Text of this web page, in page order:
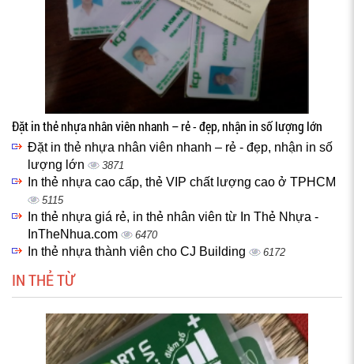
Đặt in thẻ nhựa nhân viên nhanh – rẻ - đẹp, nhận in số lượng lớn
Đặt in thẻ nhựa nhân viên nhanh – rẻ - đẹp, nhận in số
lượng lớn
3871
In thẻ nhựa cao cấp, thẻ VIP chất lượng cao ở TPHCM
5115
In thẻ nhựa giá rẻ, in thẻ nhân viên từ In Thẻ Nhựa -
InTheNhua.com
6470
In thẻ nhựa thành viên cho CJ Building 6172
IN THẺ TỪ